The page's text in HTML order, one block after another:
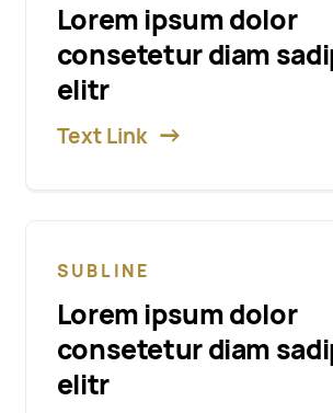
Lorem ipsum dolor
consetetur diam
elitr
Text Link
SUBLINE
Lorem ipsum dolor
consetetur diam
elitr